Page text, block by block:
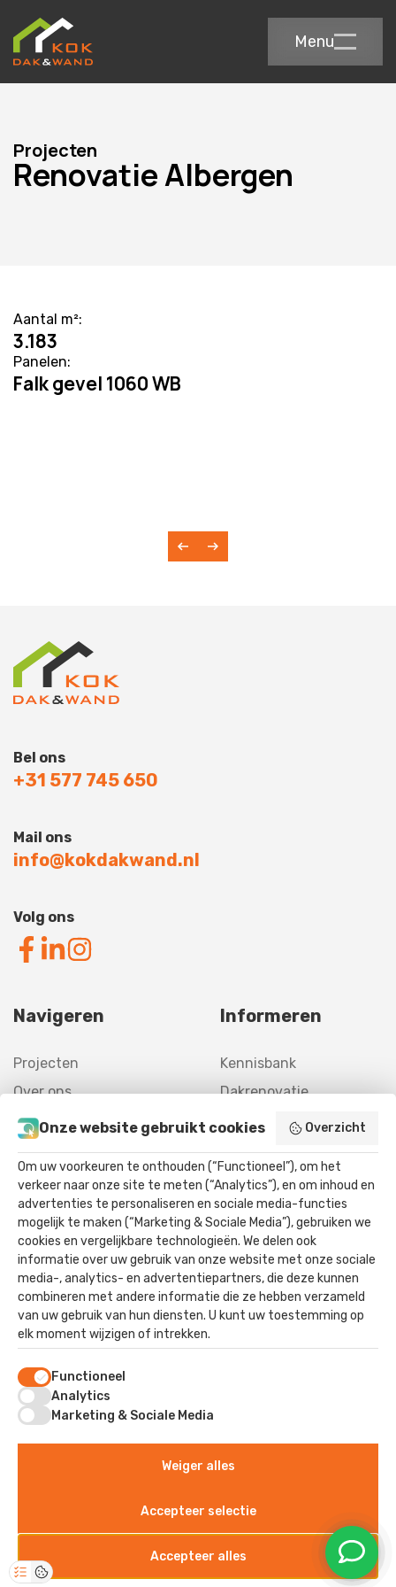
Menu
Projecten
Renovatie Albergen
Aantal m²:
3.183
Panelen:
Falk gevel 1060 WB
Bel ons
+31 577 745 650
Mail ons
info@kokdakwand.nl
Volg ons
Navigeren
Projecten
Over ons
Contact
Offerte
Informeren
Kennisbank
Dakrenovatie
Gevelrenovatie
Asbestverwijdering
Agrarisch
Utiliteit
Paardenstallen
Nieuwbouw
Contact
Staverhul 17
3888 MR, Uddel
Privacyverklaring
Disclaimer
Onze website gebruikt cookies Overzicht
Om uw voorkeuren te onthouden (“Functioneel”), om het
verkeer naar onze site te meten (“Analytics”), en om inhoud en
advertenties te personaliseren en sociale media-functies
mogelijk te maken (“Marketing & Sociale Media”), gebruiken we
cookies en vergelijkbare technologieën. We delen ook
informatie over uw gebruik van onze website met onze sociale
media-, analytics- en advertentiepartners, die deze kunnen
combineren met andere informatie die ze hebben verzameld
van uw gebruik van hun diensten. U kunt uw toestemming op
elk moment wijzigen of intrekken.
Functioneel
Analytics
Marketing & Sociale Media
Weiger alles
Accepteer selectie
Accepteer alles